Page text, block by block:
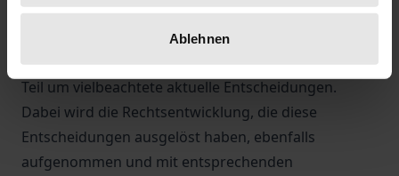
Ablehnen
prägnant erläutert wird. Teilweise handelt es sich
dabei um »Klassiker«, deren Namen für bestimmte
Wendepunkte in der Rechtsentwicklung stehen, zum
Teil um vielbeachtete aktuelle Entscheidungen.
Dabei wird die Rechtsentwicklung, die diese
Entscheidungen ausgelöst haben, ebenfalls
aufgenommen und mit entsprechenden